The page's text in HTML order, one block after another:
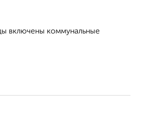
включены коммунальные